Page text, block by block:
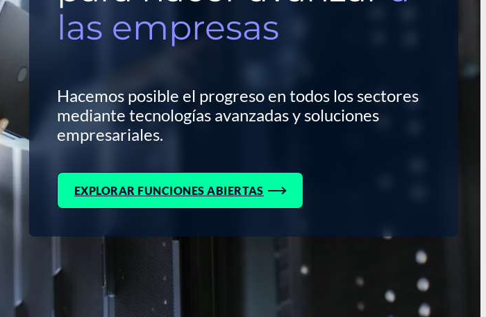
las empresas
Hacemos posible el progreso en todos los sectores
mediante tecnologías avanzadas y soluciones
empresariales.
EXPLORAR FUNCIONES ABIERTAS